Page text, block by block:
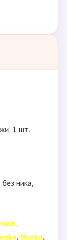
1 шт.
без ника,
, Murka,